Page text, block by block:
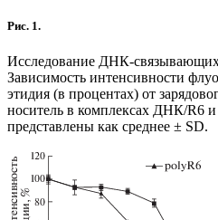
Рис. 1.
Исследование ДНК-связывающих
Зависимость интенсивности
этидия (в процентах) от
носитель в комплексах ДНК/R6
представлены как среднее ± SD.